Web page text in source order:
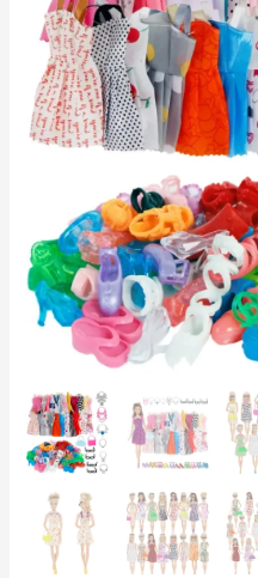
šatů,
bot
doplňků
pro
panenky
kreativní
móda
množství